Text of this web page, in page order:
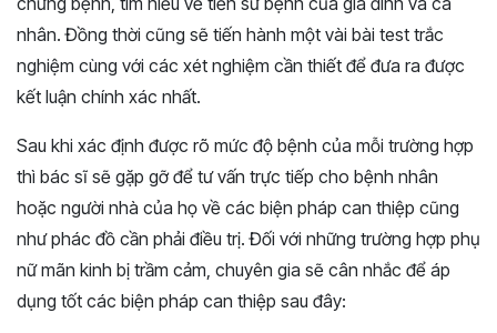
nhân. Đồng thời cũng sẽ tiến hành một vài bài test trắc
nghiệm cùng với các xét nghiệm cần thiết để đưa ra được
kết luận chính xác nhất.
Sau khi xác định được rõ mức độ bệnh của mỗi trường hợp
thì bác sĩ sẽ gặp gỡ để tư vấn trực tiếp cho bệnh nhân
hoặc người nhà của họ về các biện pháp can thiệp cũng
như phác đồ cần phải điều trị. Đối với những trường hợp phụ
nữ mãn kinh bị trầm cảm, chuyên gia sẽ cân nhắc để áp
dụng tốt các biện pháp can thiệp sau đây: